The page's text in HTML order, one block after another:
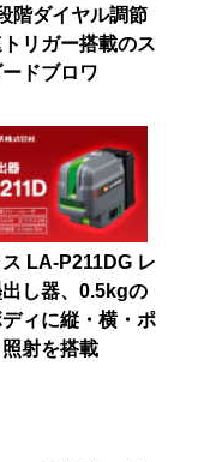
階ダイヤル調節
リガー搭載のス
ドブロワ
LA-P211DG レ
し器、0.5kgの
ィに縦・横・ポ
射を搭載